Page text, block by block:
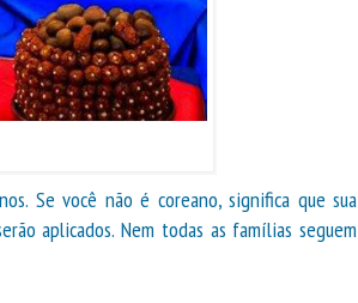
Se você não é coreano, significa que sua
aplicados. Nem todas as famílias seguem